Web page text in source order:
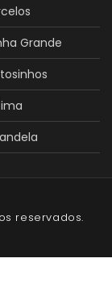
Grande
reservados.